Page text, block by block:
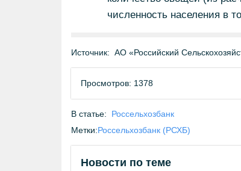
численность населения в
Источник: АО «Российский
Просмотров: 1378
В статье:
Россельхозбанк
Метки:Россельхозбанк (РСХБ)
Новости по теме